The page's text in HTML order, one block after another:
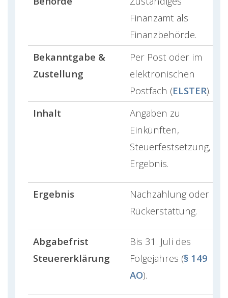
Finanzamt als
Finanzbehörde.
Bekanntgabe &
Zustellung
Per Post oder im
elektronischen
Postfach (ELSTER).
Inhalt
Angaben zu
Einkünften,
Steuerfestsetzung,
Ergebnis.
Ergebnis
Nachzahlung oder
Rückerstattung.
Abgabefrist
Steuererklärung
Bis 31. Juli des
Folgejahres (§ 149
AO).